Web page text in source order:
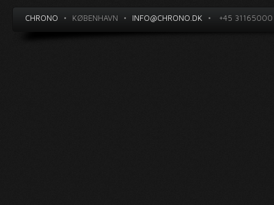
CHRONO • KØBENHAVN • INFO@CHRONO.DK • +45 31165000